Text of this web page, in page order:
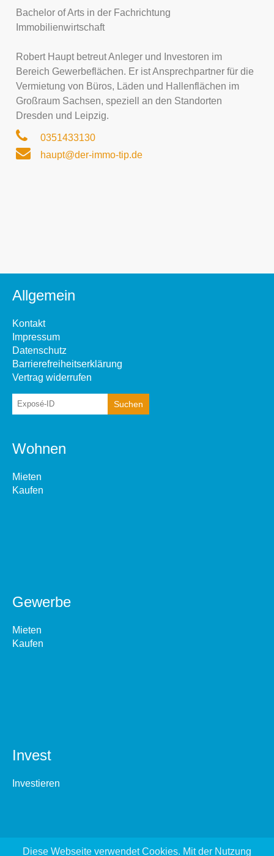
Bachelor of Arts in der Fachrichtung
Immobilienwirtschaft
Robert Haupt betreut Anleger und Investoren im
Bereich Gewerbeflächen. Er ist Ansprechpartner für die
Vermietung von Büros, Läden und Hallenflächen im
Großraum Sachsen, speziell an den Standorten
Dresden und Leipzig.
0351433130
haupt@der-immo-tip.de
Allgemein
Kontakt
Impressum
Datenschutz
Barrierefreiheitserklärung
Vertrag widerrufen
Wohnen
Mieten
Kaufen
Gewerbe
Mieten
Kaufen
Invest
Investieren
Diese Webseite verwendet Cookies. Mit der Nutzung